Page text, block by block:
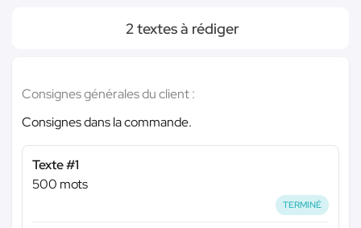
2 textes à rédiger
Consignes générales du client :
Consignes dans la commande.
Texte #1
500 mots
TERMINÉ